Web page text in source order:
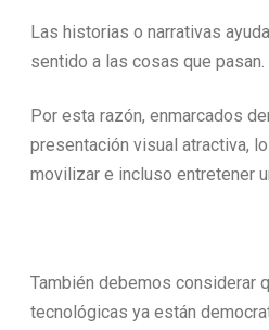
Las historias o narrativas
sentido a las cosas que pasan.
Por esta razón, enmarcados
presentación visual atractiva,
movilizar e incluso entretener
También debemos considerar
tecnológicas ya están